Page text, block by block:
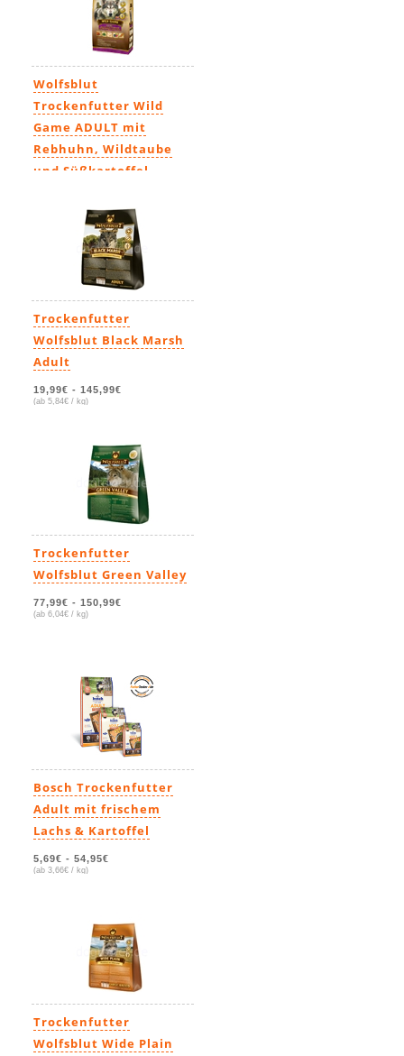
Wolfsblut
Trockenfutter Wild
Game ADULT mit
Rebhuhn, Wildtaube
und Süßkartoffel
(ab 6,24€ / kg)
Trockenfutter
Wolfsblut Black Marsh
Adult
19,99€ - 145,99€
(ab 5,84€ / kg)
Trockenfutter
Wolfsblut Green Valley
77,99€ - 150,99€
(ab 6,04€ / kg)
Bosch Trockenfutter
Adult mit frischem
Lachs & Kartoffel
5,69€ - 54,95€
(ab 3,66€ / kg)
Trockenfutter
Wolfsblut Wide Plain